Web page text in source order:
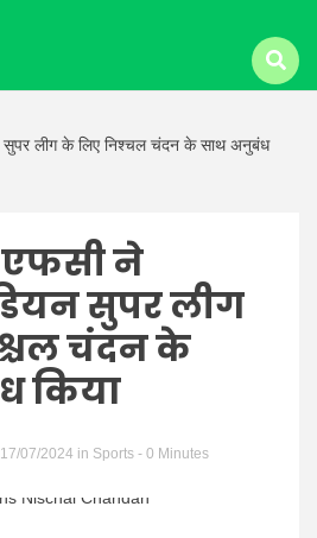
सुपर लीग के लिए निश्चल चंदन के साथ अनुबंध
ने
सुपर लीग
चंदन के
किया
07/2024 in Sports - 0 Minutes